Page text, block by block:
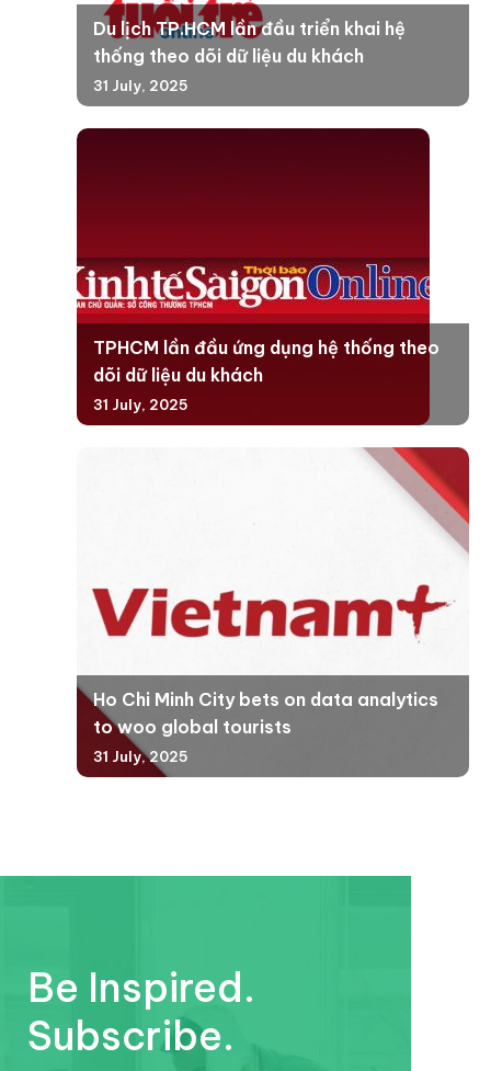
Du lịch TP.HCM lần đầu triển khai hệ
thống theo dõi dữ liệu du khách
31 July, 2025
TPHCM lần đầu ứng dụng hệ thống theo
dõi dữ liệu du khách
31 July, 2025
Ho Chi Minh City bets on data analytics
to woo global tourists
31 July, 2025
Be Inspired.
Subscribe.